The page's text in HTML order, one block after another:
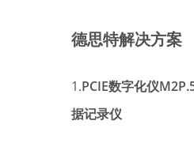
德思特解决方案
1.PCIE数字化仪
据记录仪